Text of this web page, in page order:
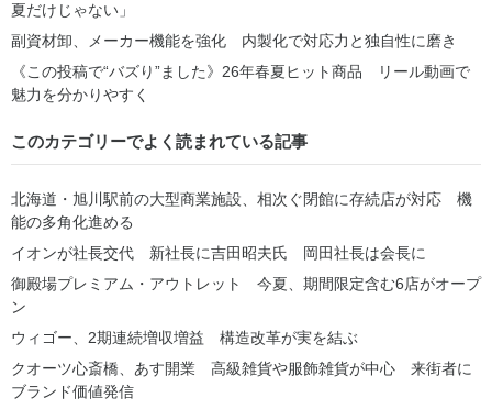
夏だけじゃない」
副資材卸、メーカー機能を強化 内製化で対応力と独自性に磨き
《この投稿で“バズり”ました》26年春夏ヒット商品 リール動画で
魅力を分かりやすく
このカテゴリーでよく読まれている記事
北海道・旭川駅前の大型商業施設、相次ぐ閉館に存続店が対応 機
能の多角化進める
イオンが社長交代 新社長に吉田昭夫氏 岡田社長は会長に
御殿場プレミアム・アウトレット 今夏、期間限定含む6店がオープ
ン
ウィゴー、2期連続増収増益 構造改革が実を結ぶ
クオーツ心斎橋、あす開業 高級雑貨や服飾雑貨が中心 来街者に
ブランド価値発信